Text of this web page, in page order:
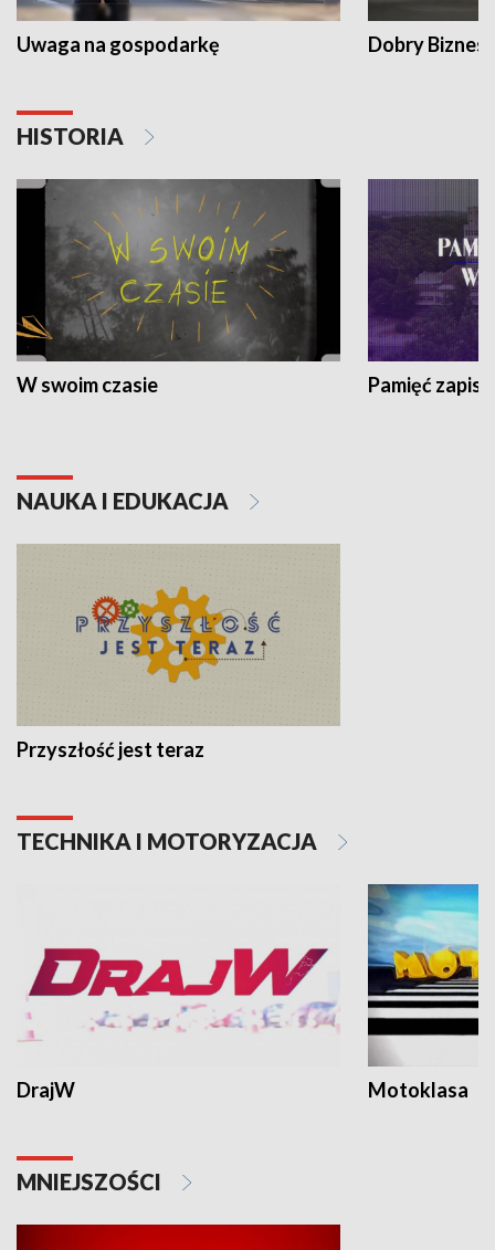
Uwaga na gospodarkę Dobry Biznes
HISTORIA
W swoim czasie Pamięć
NAUKA I EDUKACJA
Przyszłość jest teraz
TECHNIKA I MOTORYZACJA
DrajW Motoklasa
MNIEJSZOŚCI